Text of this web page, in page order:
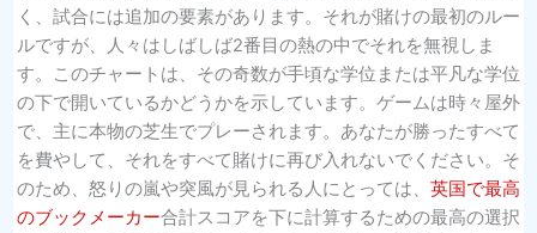
く、試合には追加の要素があります。それが賭けの最初のルー
ルですが、人々はしばしば2番目の熱の中でそれを無視しま
す。このチャートは、その奇数が手頃な学位または平凡な学位
の下で開いているかどうかを示しています。ゲームは時々屋外
で、主に本物の芝生でプレーされます。あなたが勝ったすべて
を費やして、それをすべて賭けに再び入れないでください。そ
のため、怒りの嵐や突風が見られる人にとっては、 英国で最高
のブックメーカー合計スコアを下に計算するための最高の選択